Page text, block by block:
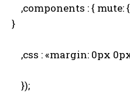
,components : { mute:
}
,css : «margin: 0px
});